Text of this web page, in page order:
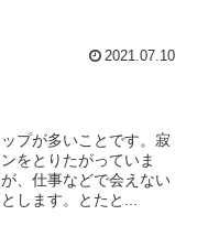
2021.07.10
プが多いことです。寂
をとりたがっていま
、仕事などで会えない
します。とたと...